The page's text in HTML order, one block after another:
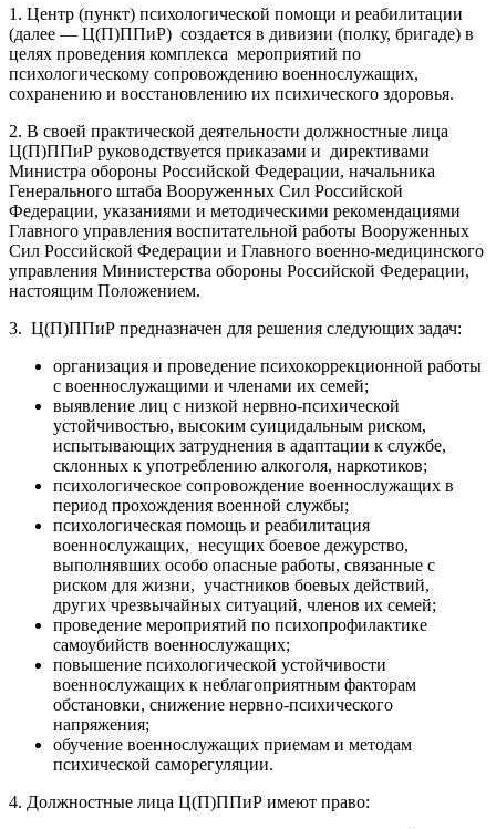
1. Центр (пункт) психологической помощи и реабилитации
(далее — Ц(П)ППиР) создается в дивизии (полку, бригаде) в
целях проведения комплекса мероприятий по
психологическому сопровождению военнослужащих,
сохранению и восстановлению их психического здоровья.
2. В своей практической деятельности должностные лица
Ц(П)ППиР руководствуется приказами и директивами
Министра обороны Российской Федерации, начальника
Генерального штаба Вооруженных Сил Российской
Федерации, указаниями и методическими рекомендациями
Главного управления воспитательной работы Вооруженных
Сил Российской Федерации и Главного военно-медицинского
управления Министерства обороны Российской Федерации,
настоящим Положением.
3. Ц(П)ППиР предназначен для решения следующих задач:
организация и проведение психокоррекционной работы
с военнослужащими и членами их семей;
выявление лиц с низкой нервно-психической
устойчивостью, высоким суицидальным риском,
испытывающих затруднения в адаптации к службе,
склонных к употреблению алкоголя, наркотиков;
психологическое сопровождение военнослужащих в
период прохождения военной службы;
психологическая помощь и реабилитация
военнослужащих, несущих боевое дежурство,
выполнявших особо опасные работы, связанные с
риском для жизни, участников боевых действий,
других чрезвычайных ситуаций, членов их семей;
проведение мероприятий по психопрофилактике
самоубийств военнослужащих;
повышение психологической устойчивости
военнослужащих к неблагоприятным факторам
обстановки, снижение нервно-психического
напряжения;
обучение военнослужащих приемам и методам
психической саморегуляции.
4. Должностные лица Ц(П)ППиР имеют право: